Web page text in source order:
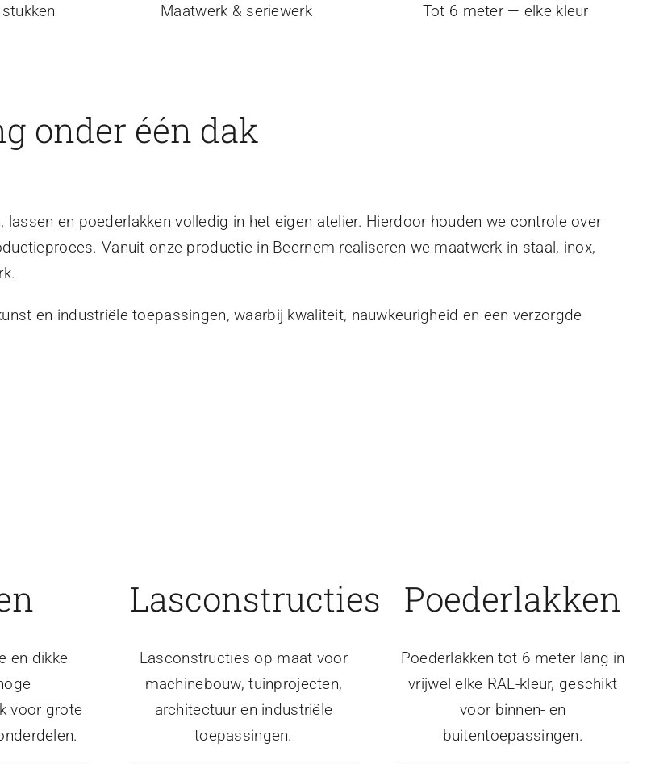
Maatwerk & seriewerk Tot 6 meter — elke kleur
onder één dak
en poederlakken volledig in het eigen atelier. Hierdoor houden we controle over
Vanuit onze productie in Beernem realiseren we maatwerk in staal, inox,
en industriële toepassingen, waarbij kwaliteit, nauwkeurigheid en een verzorgde
en dikke
voor grote
Lasconstructies
Lasconstructies op maat voor
machinebouw, tuinprojecten,
architectuur en industriële
toepassingen.
Poederlakken
Poederlakken tot 6 meter lang in
vrijwel elke RAL-kleur, geschikt
voor binnen- en
buitentoepassingen.